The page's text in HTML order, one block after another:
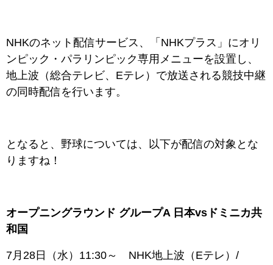
NHKのネット配信サービス、「NHKプラス」にオリ
ンピック・パラリンピック専用メニューを設置し、
地上波（総合テレビ、Eテレ）で放送される競技中継
の同時配信を行います。
となると、野球については、以下が配信の対象とな
りますね！
オープニングラウンド グループA 日本vsドミニカ共
和国
7月28日（水）11:30～ NHK地上波（Eテレ）/